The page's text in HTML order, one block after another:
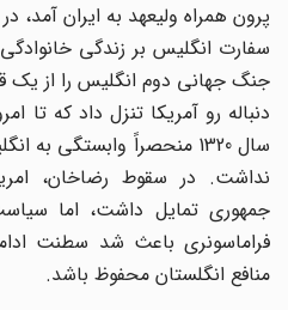
پرون همراه ولیعهد به ایران آمد،
سفارت انگلیس بر زندگی
جنگ جهانی دوم انگلیس را از یک
دنباله رو آمریکا تنزل داد که تا
سال 1320 منحصراً وابستگی به
نداشت. در سقوط رضاخان، امریکا
جمهوری تمایل داشت، اما
فراماسونری باعث شد سطنت ادامه
منافع انگلستان محفوظ باشد.